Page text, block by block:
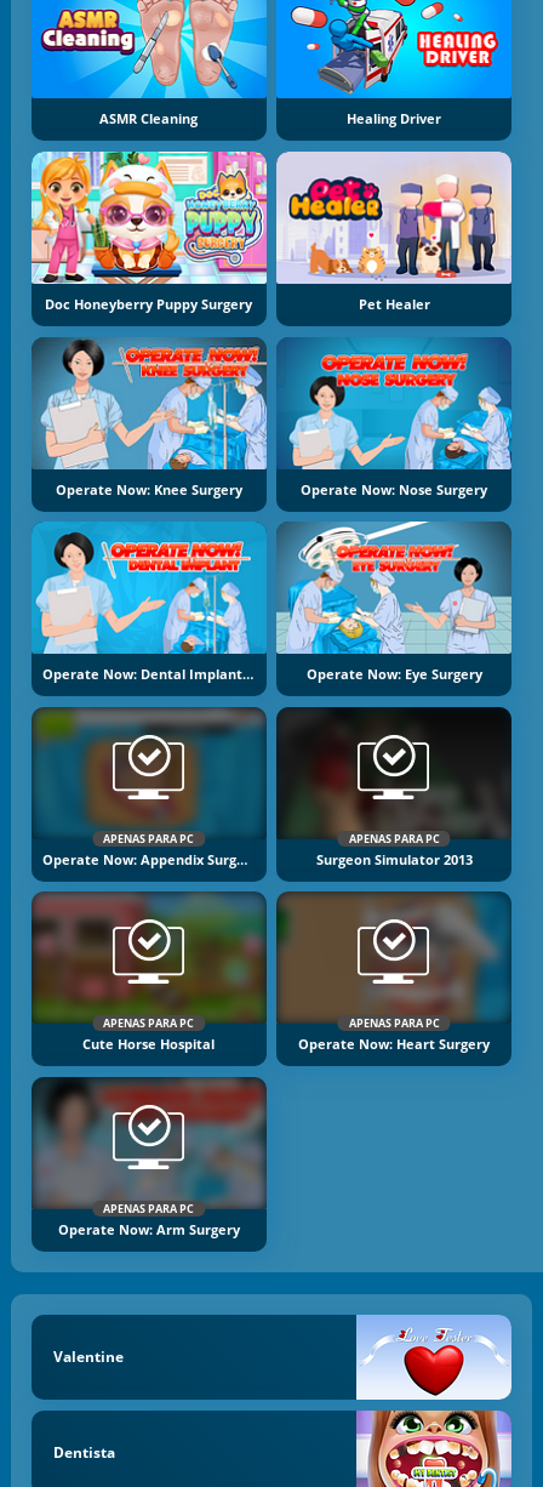
ASMR Cleaning Healing Driver
Doc Honeyberry Puppy Surgery Pet Healer
Operate Now: Knee Surgery Operate Now: Nose Surgery
Operate Now: Dental Implant Surgery Operate Now: Eye Surgery
APENAS PARA PC
Operate Now: Appendix Surgery
APENAS PARA PC
Surgeon Simulator 2013
APENAS PARA PC
Cute Horse Hospital
APENAS PARA PC
Operate Now: Heart Surgery
APENAS PARA PC
Operate Now: Arm Surgery
Valentine
Dentista